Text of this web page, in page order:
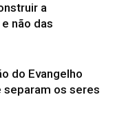
a
não das
do Evangelho
separam os seres